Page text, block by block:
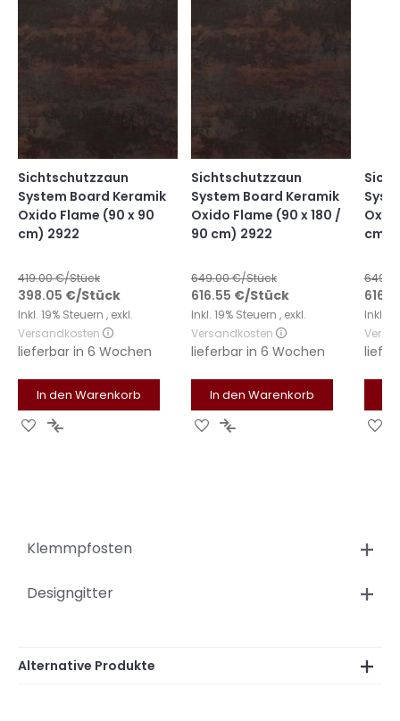
Sichtschutzzaun
System Board Keramik
Oxido Flame (90 x 90
cm) 2922
419.00€/Stück
398.05 €/Stück
Inkl. 19% Steuern , exkl.
Versandkosten
lieferbar in 6 Wochen
In den Warenkorb
Zur Zur
Sichtschutzzaun
System Board Keramik
Oxido Flame (90 x 180 /
90 cm) 2922
649.00€/Stück
616.55 €/Stück
Inkl. 19% Steuern , exkl.
Versandkosten
lieferbar in 6 Wochen
In den Warenkorb
Zur Zur
cm)
Inkl.
Klemmpfosten
Designgitter
Alternative Produkte